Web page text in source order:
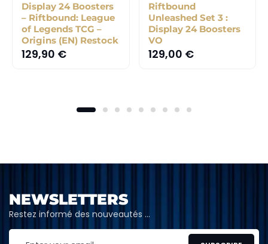
Display 24 Boosters
– Riftbound: League
of Legends TCG –
Origins (EN) Restock
129,90 €
Riftbound
Unleashed Set 3 :
Display 24 Boosters
VO
129,00 €
NEWSLETTERS
Restez informé des nouveautés …